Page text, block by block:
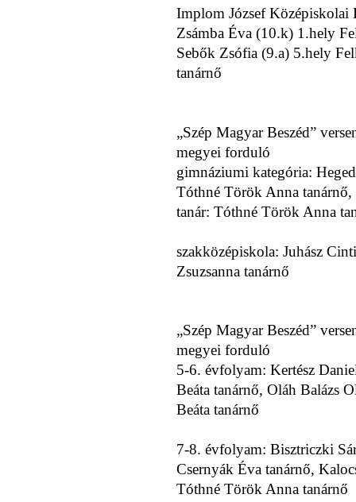
Implom József Középiskolai
Zsámba Éva (10.k) 1.hely
Sebők Zsófia (9.a) 5.hely
tanárnő
„Szép Magyar Beszéd”
megyei forduló
gimnáziumi kategória:
Tóthné Török Anna
tanár: Tóthné Török Anna
szakközépiskola: Juhász
Zsuzsanna tanárnő
„Szép Magyar Beszéd”
megyei forduló
5-6. évfolyam: Kertész
Beáta tanárnő, Oláh Balázs
Beáta tanárnő
7-8. évfolyam: Bisztriczki
Csernyák Éva tanárnő,
Tóthné Török Anna tanárnő